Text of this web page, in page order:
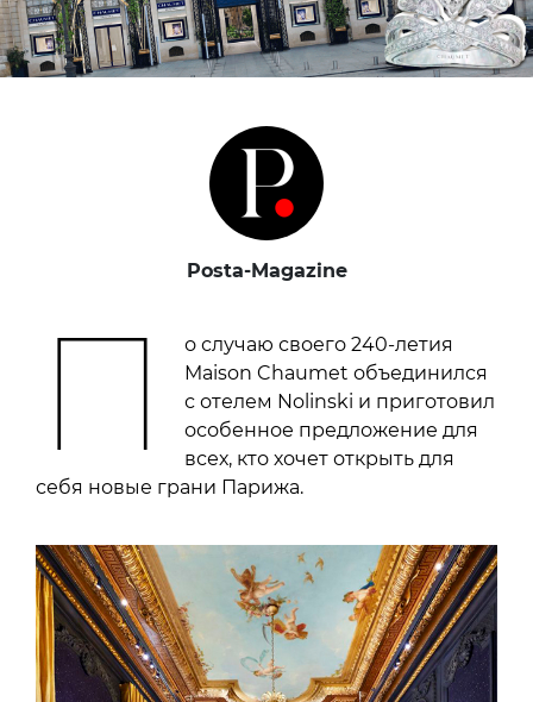
Posta-Magazine
П
о случаю своего 240-летия
Maison Chaumet объединился
с отелем Nolinski и приготовил
особенное предложение для
всех, кто хочет открыть для
себя новые грани Парижа.